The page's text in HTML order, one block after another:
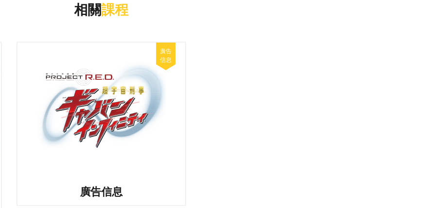
相關課程
廣告信息